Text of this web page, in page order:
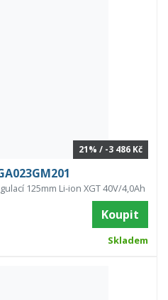
21% / -3 486 Kč
125mm Li-ion XGT 40V/4,0Ah
Koupit
Skladem